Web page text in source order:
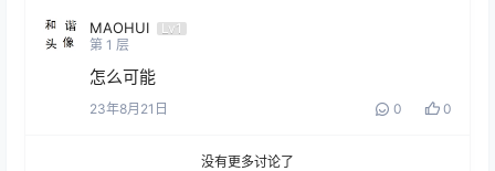
MAOHUI
Lv1
第 1 层
怎么可能
23年8月21日 0 0
没有更多讨论了